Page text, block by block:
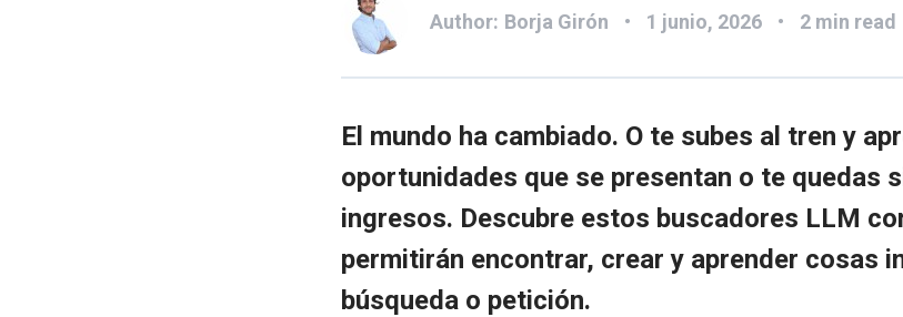
Author: Borja Girón 1 junio, 2026 2 min read
El mundo ha cambiado. O te subes al tren y
oportunidades que se presentan o te quedas
ingresos. Descubre estos buscadores LLM
permitirán encontrar, crear y aprender cosas
búsqueda o petición.